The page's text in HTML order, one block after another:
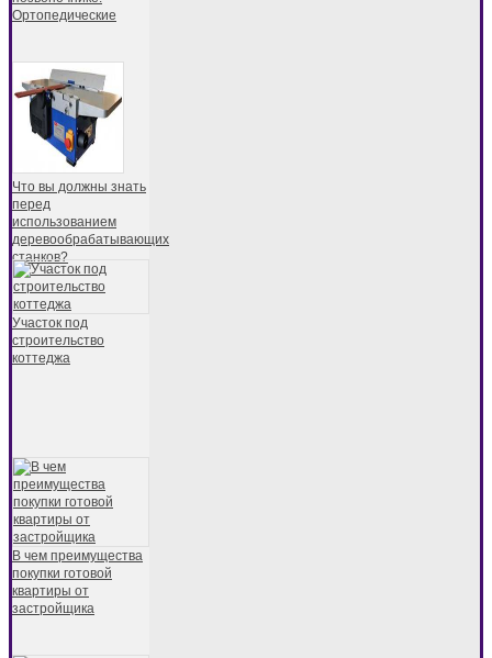
Ортопедические
Что вы должны знать
перед
использованием
деревообрабатывающих
станков?
Участок под
строительство
коттеджа
В чем преимущества
покупки готовой
квартиры от
застройщика